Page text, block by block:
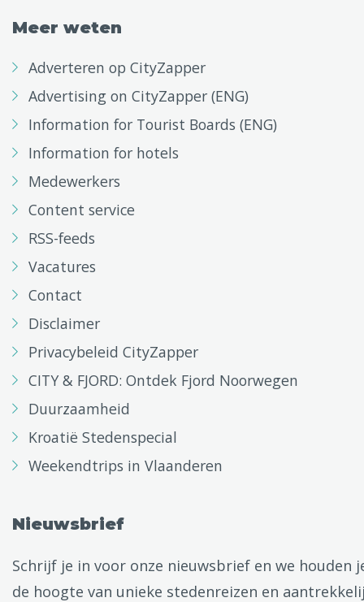
Meer weten
Adverteren op CityZapper
Advertising on CityZapper (ENG)
Information for Tourist Boards (ENG)
Information for hotels
Medewerkers
Content service
RSS-feeds
Vacatures
Contact
Disclaimer
Privacybeleid CityZapper
CITY & FJORD: Ontdek Fjord Noorwegen
Duurzaamheid
Kroatië Stedenspecial
Weekendtrips in Vlaanderen
Nieuwsbrief
Schrijf je in voor onze nieuwsbrief en we houden
de hoogte van unieke stedenreizen en